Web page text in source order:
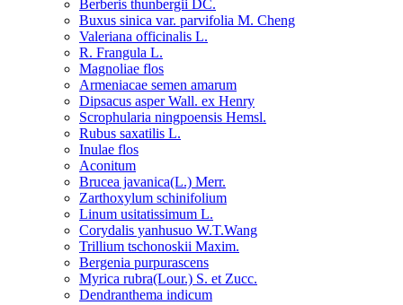
Berberis thunbergii DC.
Buxus sinica var. parvifolia M. Cheng
Valeriana officinalis L.
R. Frangula L.
Magnoliae flos
Armeniacae semen amarum
Dipsacus asper Wall. ex Henry
Scrophularia ningpoensis Hemsl.
Rubus saxatilis L.
Inulae flos
Aconitum
Brucea javanica(L.) Merr.
Zarthoxylum schinifolium
Linum usitatissimum L.
Corydalis yanhusuo W.T.Wang
Trillium tschonoskii Maxim.
Bergenia purpurascens
Myrica rubra(Lour.) S. et Zucc.
Dendranthema indicum